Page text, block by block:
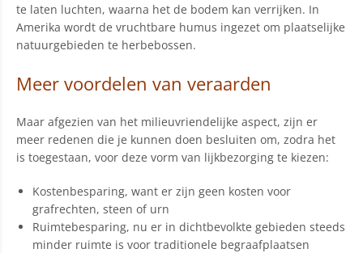
te laten luchten, waarna het de bodem kan verrijken. In
Amerika wordt de vruchtbare humus ingezet om plaatselijke
natuurgebieden te herbebossen.
Meer voordelen van veraarden
Maar afgezien van het milieuvriendelijke aspect, zijn er
meer redenen die je kunnen doen besluiten om, zodra het
is toegestaan, voor deze vorm van lijkbezorging te kiezen:
Kostenbesparing, want er zijn geen kosten voor
grafrechten, steen of urn
Ruimtebesparing, nu er in dichtbevolkte gebieden steeds
minder ruimte is voor traditionele begraafplaatsen